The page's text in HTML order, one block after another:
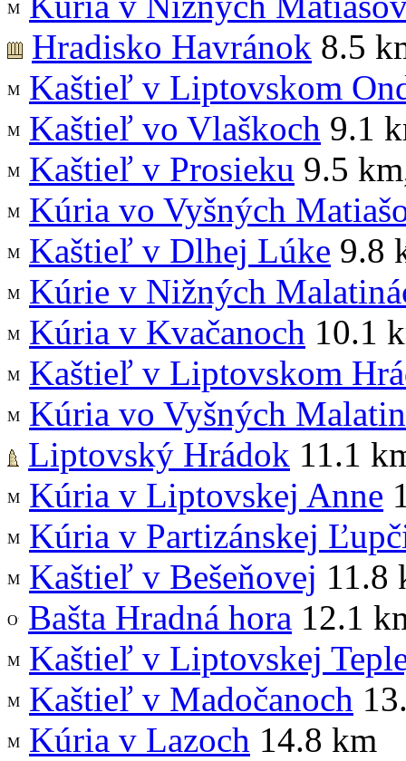
Hradisko Havránok 8.5
Kaštieľ v Liptovskom
Kaštieľ vo Vlaškoch 9.1
Kaštieľ v Prosieku 9.5 km
Kúria vo Vyšných
Kaštieľ v Dlhej Lúke 9.8
Kúrie v Nižných
Kúria v Kvačanoch 10.1
Kaštieľ v Liptovskom
Kúria vo Vyšných
Liptovský Hrádok 11.1
Kúria v Liptovskej Anne
Kúria v Partizánskej
Kaštieľ v Bešeňovej 11.8
Bašta Hradná hora 12.1
Kaštieľ v Liptovskej
Kaštieľ v Madočanoch
Kúria v Lazoch 14.8 km